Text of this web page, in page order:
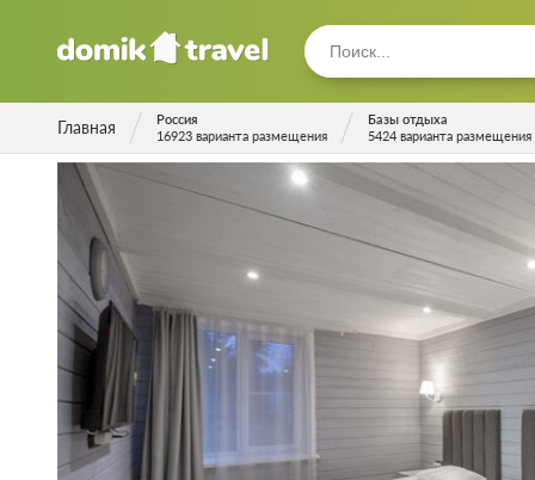
Главная
Россия
16923 варианта размещения
Базы отдыха
5424 варианта размещения